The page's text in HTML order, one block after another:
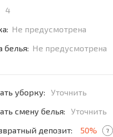
4
Не предусмотрена
белья: Не предусмотрена
уборку:
Уточнить
смену белья:
Уточнить
депозит:
50% ?